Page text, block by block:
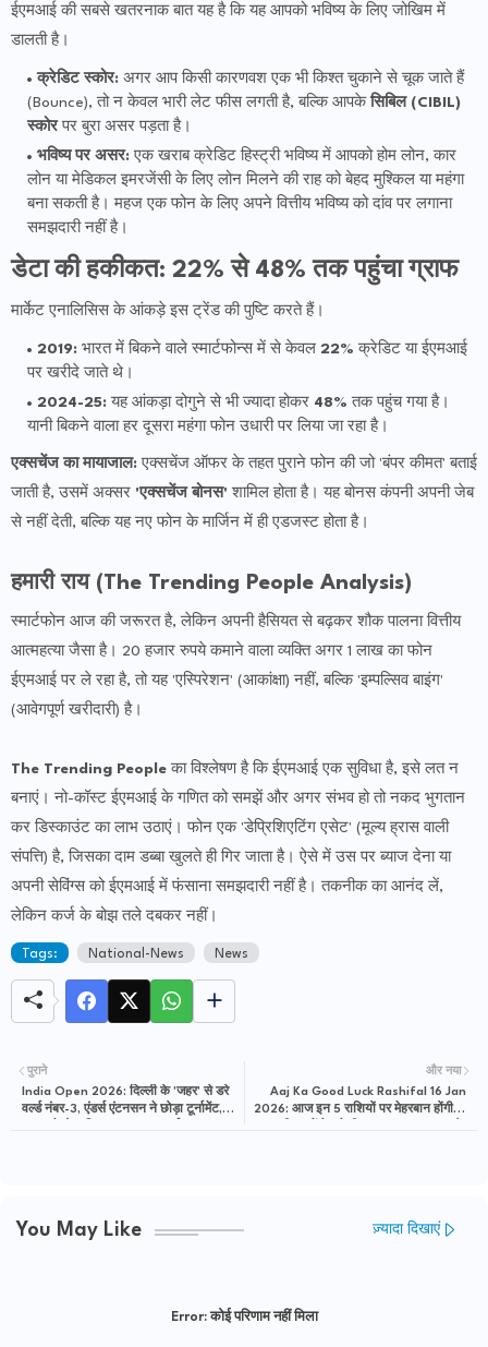
ईएमआई की सबसे खतरनाक बात यह है कि यह आपको भविष्य के लिए जोखिम में
डालती है।
क्रेडिट स्कोर: अगर आप किसी कारणवश एक भी किश्त चुकाने से चूक जाते हैं
(Bounce), तो न केवल भारी लेट फीस लगती है, बल्कि आपकेसिबिल (CIBIL)
स्कोरपर बुरा असर पड़ता है।
भविष्य पर असर: एक खराब क्रेडिट हिस्ट्री भविष्य में आपको होम लोन, कार
लोन या मेडिकल इमरजेंसी के लिए लोन मिलने की राह को बेहद मुश्किल या महंगा
बना सकती है। महज एक फोन के लिए अपने वित्तीय भविष्य को दांव पर लगाना
समझदारी नहीं है।
डेटा की हकीकत: 22% से 48% तक पहुंचा ग्राफ
मार्केट एनालिसिस के आंकड़े इस ट्रेंड की पुष्टि करते हैं।
2019: भारत में बिकने वाले स्मार्टफोन्स में से केवल 22% क्रेडिट या ईएमआई
पर खरीदे जाते थे।
2024-25: यह आंकड़ा दोगुने से भी ज्यादा होकर 48% तक पहुंच गया है।
यानी बिकने वाला हर दूसरा महंगा फोन उधारी पर लिया जा रहा है।
एक्सचेंज का मायाजाल: एक्सचेंज ऑफर के तहत पुराने फोन की जो 'बंपर कीमत' बताई
जाती है, उसमें अक्सर 'एक्सचेंज बोनस' शामिल होता है। यह बोनस कंपनी अपनी जेब
से नहीं देती, बल्कि यह नए फोन के मार्जिन में ही एडजस्ट होता है।
हमारी राय (The Trending People Analysis)
स्मार्टफोन आज की जरूरत है, लेकिन अपनी हैसियत से बढ़कर शौक पालना वित्तीय
आत्महत्या जैसा है। 20 हजार रुपये कमाने वाला व्यक्ति अगर 1 लाख का फोन
ईएमआई पर ले रहा है, तो यह 'एस्पिरेशन' (आकांक्षा) नहीं, बल्कि 'इम्पल्सिव बाइंग'
(आवेगपूर्ण खरीदारी) है।
The Trending People का विश्लेषण है कि ईएमआई एक सुविधा है, इसे लत न
बनाएं। नो-कॉस्ट ईएमआई के गणित को समझें और अगर संभव हो तो नकद भुगतान
कर डिस्काउंट का लाभ उठाएं। फोन एक 'डेप्रिशिएटिंग एसेट' (मूल्य ह्रास वाली
संपत्ति) है, जिसका दाम डब्बा खुलते ही गिर जाता है। ऐसे में उस पर ब्याज देना या
अपनी सेविंग्स को ईएमआई में फंसाना समझदारी नहीं है। तकनीक का आनंद लें,
लेकिन कर्ज के बोझ तले दबकर नहीं।
Tags: National-News News
और नया
Aaj Ka Good Luck Rashifal 16 Jan
2026: आज इन 5 राशियों पर मेहरबान होंगी मां
पुराने
India Open 2026: दिल्ली के 'जहर' से डरे
वर्ल्ड नंबर-3, एंडर्स एंटनसन ने छोड़ा टूर्नामेंट,
You May Like ज़्यादा दिखाएं
Error:कोई परिणाम नहीं मिला